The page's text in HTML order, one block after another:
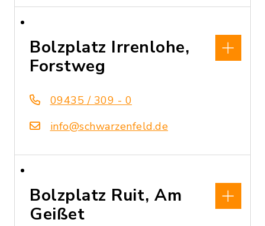
Bolzplatz Irrenlohe,
Forstweg
09435 / 309 - 0
info@schwarzenfeld.de
Bolzplatz Ruit, Am
Geißet